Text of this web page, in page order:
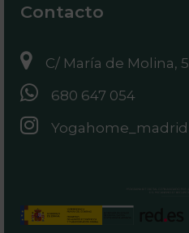
Contacto
C/ María de Molina, 5
680 647 054
Yogahome_madrid